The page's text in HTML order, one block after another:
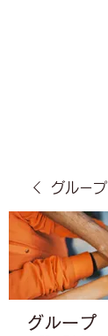
グループ
グループ